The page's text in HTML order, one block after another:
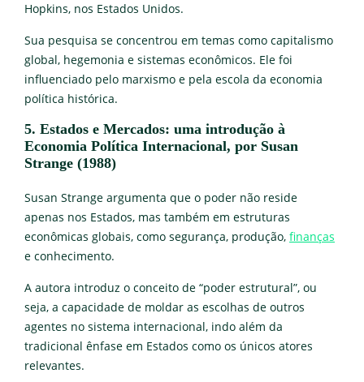
Hopkins, nos Estados Unidos.
Sua pesquisa se concentrou em temas como capitalismo
global, hegemonia e sistemas econômicos. Ele foi
influenciado pelo marxismo e pela escola da economia
política histórica.
5. Estados e Mercados: uma introdução à
Economia Política Internacional, por Susan
Strange (1988)
Susan Strange argumenta que o poder não reside
apenas nos Estados, mas também em estruturas
econômicas globais, como segurança, produção, finanças
e conhecimento.
A autora introduz o conceito de “poder estrutural”, ou
seja, a capacidade de moldar as escolhas de outros
agentes no sistema internacional, indo além da
tradicional ênfase em Estados como os únicos atores
relevantes.